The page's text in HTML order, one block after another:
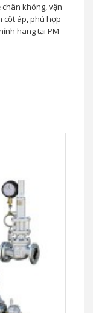
chân không, vận
cột áp, phù hợp
hãng tại PM-